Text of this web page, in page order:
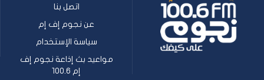
اتصل بنا
عن نجوم إف إم
سياسة الإستخدام
مواعيد بث إذاعة نجوم إف
إم 100.6